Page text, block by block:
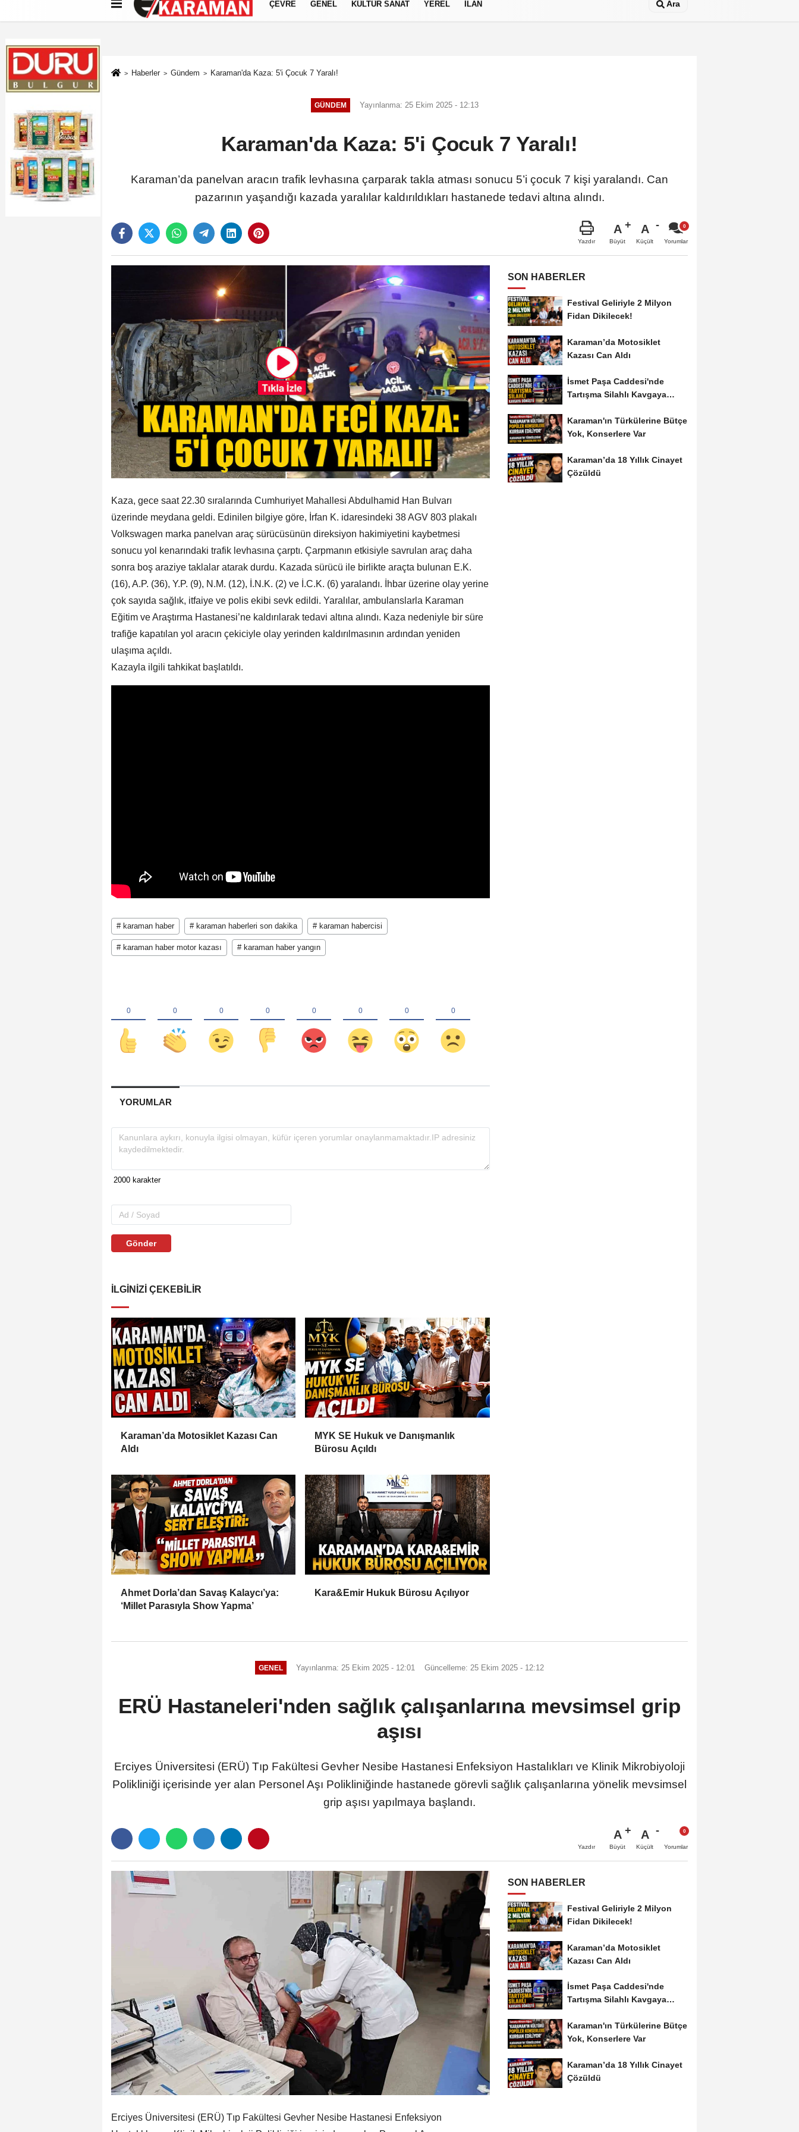
Künye İletişim Çerez Politikası Gizlilik İlkeleri
ÇEVRE GENEL KÜLTÜR SANAT YEREL İLAN Ara
Haberler Gündem Karaman'da Kaza: 5'i Çocuk 7 Yaralı!
GÜNDEM Yayınlanma: 25 Ekim 2025 - 12:13
Karaman'da Kaza: 5'i Çocuk 7 Yaralı!
Karaman’da panelvan aracın trafik levhasına çarparak takla atması sonucu 5’i çocuk 7 kişi yaralandı. Can
pazarının yaşandığı kazada yaralılar kaldırıldıkları hastanede tedavi altına alındı.
Yazdır
A
Büyüt
A
Küçült Yorumlar
Kaza, gece saat 22.30 sıralarında Cumhuriyet Mahallesi Abdulhamid Han Bulvarı
üzerinde meydana geldi. Edinilen bilgiye göre, İrfan K. idaresindeki 38 AGV 803 plakalı
Volkswagen marka panelvan araç sürücüsünün direksiyon hakimiyetini kaybetmesi
sonucu yol kenarındaki trafik levhasına çarptı. Çarpmanın etkisiyle savrulan araç daha
sonra boş araziye taklalar atarak durdu. Kazada sürücü ile birlikte araçta bulunan E.K.
(16), A.P. (36), Y.P. (9), N.M. (12), İ.N.K. (2) ve İ.C.K. (6) yaralandı. İhbar üzerine olay yerine
çok sayıda sağlık, itfaiye ve polis ekibi sevk edildi. Yaralılar, ambulanslarla Karaman
Eğitim ve Araştırma Hastanesi’ne kaldırılarak tedavi altına alındı. Kaza nedeniyle bir süre
trafiğe kapatılan yol aracın çekiciyle olay yerinden kaldırılmasının ardından yeniden
ulaşıma açıldı.
Kazayla ilgili tahkikat başlatıldı.
# karaman haber # karaman haberleri son dakika # karaman habercisi
# karaman haber motor kazası # karaman haber yangın
YORUMLAR
Gönder
İLGINIZI ÇEKEBILIR
Karaman’da Motosiklet Kazası Can
Aldı
MYK SE Hukuk ve Danışmanlık
Bürosu Açıldı
Ahmet Dorla’dan Savaş Kalaycı’ya:
‘Millet Parasıyla Show Yapma’
Kara&Emir Hukuk Bürosu Açılıyor
SON HABERLER
Festival Geliriyle 2 Milyon
Fidan Dikilecek!
Karaman’da Motosiklet
Kazası Can Aldı
İsmet Paşa Caddesi'nde
Tartışma Silahlı Kavgaya
Karaman'ın Türkülerine Bütçe
Yok, Konserlere Var
Karaman’da 18 Yıllık Cinayet
Çözüldü
GENEL Yayınlanma: 25 Ekim 2025 - 12:01 Güncelleme: 25 Ekim 2025 - 12:12
ERÜ Hastaneleri'nden sağlık çalışanlarına mevsimsel grip
aşısı
Erciyes Üniversitesi (ERÜ) Tıp Fakültesi Gevher Nesibe Hastanesi Enfeksiyon Hastalıkları ve Klinik Mikrobiyoloji
Polikliniği içerisinde yer alan Personel Aşı Polikliniğinde hastanede görevli sağlık çalışanlarına yönelik mevsimsel
grip aşısı yapılmaya başlandı.
Yazdır
A
Büyüt
A
Küçült Yorumlar
Erciyes Üniversitesi (ERÜ) Tıp Fakültesi Gevher Nesibe Hastanesi Enfeksiyon
SON HABERLER
Festival Geliriyle 2 Milyon
Fidan Dikilecek!
Karaman’da Motosiklet
Kazası Can Aldı
İsmet Paşa Caddesi'nde
Tartışma Silahlı Kavgaya
Karaman'ın Türkülerine Bütçe
Yok, Konserlere Var
Karaman’da 18 Yıllık Cinayet
Çözüldü